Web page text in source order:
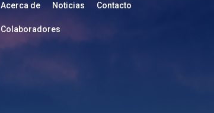
Acerca de Noticias Contacto
Colaboradores